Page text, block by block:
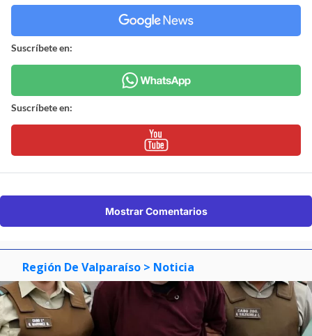
Suscríbete en:
Suscríbete en:
Mostrar Comentarios
Región De Valparaíso > Noticia